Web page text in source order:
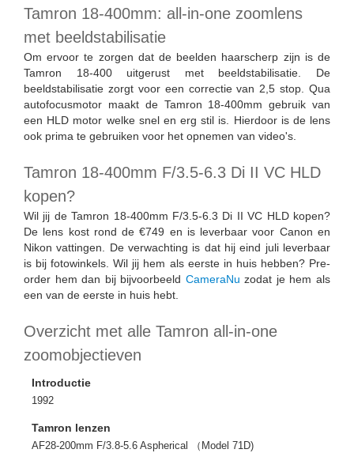
Tamron 18-400mm: all-in-one zoomlens
met beeldstabilisatie
Om ervoor te zorgen dat de beelden haarscherp zijn is de
Tamron 18-400 uitgerust met beeldstabilisatie. De
beeldstabilisatie zorgt voor een correctie van 2,5 stop. Qua
autofocusmotor maakt de Tamron 18-400mm gebruik van
een HLD motor welke snel en erg stil is. Hierdoor is de lens
ook prima te gebruiken voor het opnemen van video's.
Tamron 18-400mm F/3.5-6.3 Di II VC HLD
kopen?
Wil jij de Tamron 18-400mm F/3.5-6.3 Di II VC HLD kopen?
De lens kost rond de €749 en is leverbaar voor Canon en
Nikon vattingen. De verwachting is dat hij eind juli leverbaar
is bij fotowinkels. Wil jij hem als eerste in huis hebben? Pre-
order hem dan bij bijvoorbeeld CameraNu zodat je hem als
een van de eerste in huis hebt.
Overzicht met alle Tamron all-in-one
zoomobjectieven
Introductie
1992
Tamron lenzen
AF28-200mm F/3.8-5.6 Aspherical （Model 71D)